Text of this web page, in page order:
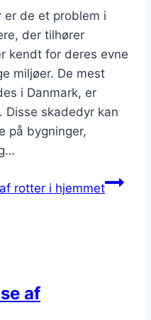
er de et problem i
der tilhører
kendt for deres evne
miljøer. De mest
i Danmark, er
Disse skadedyr kan
på bygninger,
rotter i hjemmet
af